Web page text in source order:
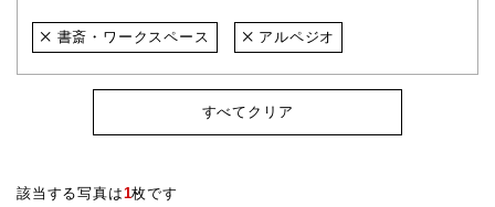
書斎・ワークスペース アルペジオ
すべてクリア
該当する写真は1枚です